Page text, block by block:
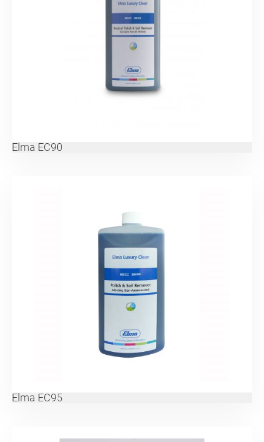
Elma EC90
Elma EC95